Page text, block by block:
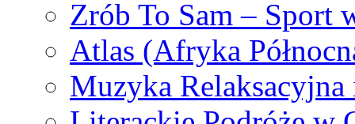
Zrób To Sam – Sport
Atlas (Afryka
Muzyka